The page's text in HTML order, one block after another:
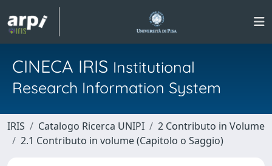
CINECA IRIS Institutional
Research Information System
IRIS Catalogo Ricerca UNIPI
2 Contributo in Volume
2.1 Contributo in volume (Capitolo o Saggio)